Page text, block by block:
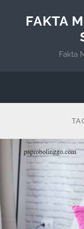
FAKTA
Fakta